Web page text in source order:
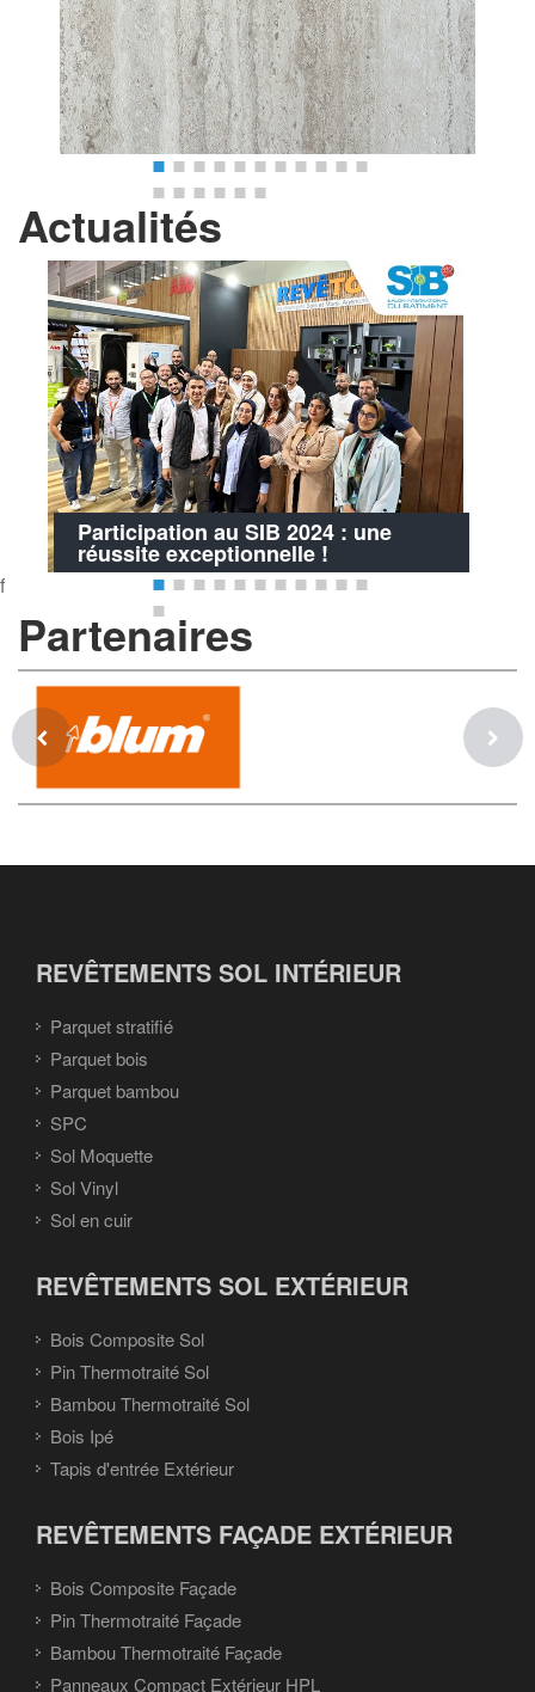
Actualités
Participation au SIB 2024 : une
réussite exceptionnelle !
f
Partenaires
REVÊTEMENTS SOL INTÉRIEUR
Parquet stratifié
Parquet bois
Parquet bambou
SPC
Sol Moquette
Sol Vinyl
Sol en cuir
REVÊTEMENTS SOL EXTÉRIEUR
Bois Composite Sol
Pin Thermotraité Sol
Bambou Thermotraité Sol
Bois Ipé
Tapis d'entrée Extérieur
REVÊTEMENTS FAÇADE EXTÉRIEUR
Bois Composite Façade
Pin Thermotraité Façade
Bambou Thermotraité Façade
Panneaux Compact Extérieur HPL